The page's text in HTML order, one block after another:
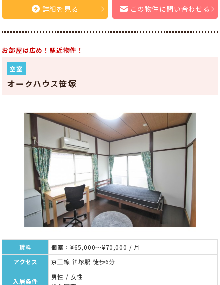
詳細を見る この物件に問い合わせる
お部屋は広め！駅近物件！
空室
オークハウス笹塚
賃料
個室：¥65,000～¥70,000 / 月
アクセス
京王線 笹塚駅 徒歩6分
入居条件
男性 / 女性